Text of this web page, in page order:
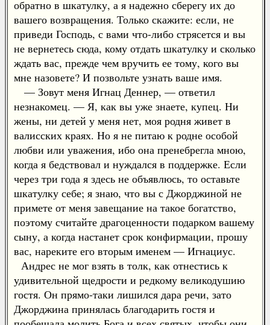
обратно в шкатулку, а я надежно сберегу их до
вашего возвращения. Только скажите: если, не
приведи Господь, с вами что-либо стрясется и вы
не вернетесь сюда, кому отдать шкатулку и сколько
ждать вас, прежде чем вручить ее тому, кого вы
мне назовете? И позвольте узнать ваше имя.
— Зовут меня Игнац Деннер, — ответил
незнакомец. — Я, как вы уже знаете, купец. Ни
жены, ни детей у меня нет, моя родня живет в
валисских краях. Но я не питаю к родне особой
любви или уважения, ибо она пренебрегла мною,
когда я бедствовал и нуждался в поддержке. Если
через три года я здесь не объявлюсь, то оставьте
шкатулку себе; я знаю, что вы с Джорджиной не
примете от меня завещание на такое богатство,
поэтому считайте драгоценности подарком вашему
сыну, а когда настанет срок конфирмации, прошу
вас, нареките его вторым именем — Игнациус.
Андрес не мог взять в толк, как отнестись к
удивительной щедрости и редкому великодушию
гостя. Он прямо-таки лишился дара речи, зато
Джорджина принялась благодарить гостя и